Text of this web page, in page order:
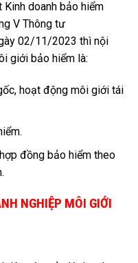
doanh bảo hiểm
V Thông tư
02/11/2023 thì nội
giới bảo hiểm là:
hoạt động môi giới tái
đồng bảo hiểm theo
NGHIỆP MÔI GIỚI